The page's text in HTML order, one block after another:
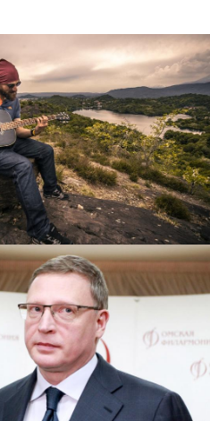
интернет-магазина
на 1С-
Битрикс
проект
кандидата в
Буркова
Леонидовича